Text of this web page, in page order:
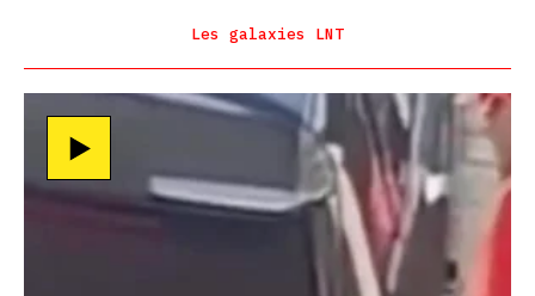
Les galaxies LNT